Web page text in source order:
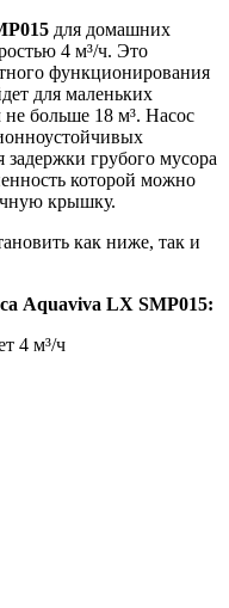
для домашних
4 м³/ч. Это
функционирования
для маленьких
больше 18 м³. Насос
грубого мусора
которой можно
крышку.
как ниже, так и
Aquaviva LX SMP015:
4 м³/ч